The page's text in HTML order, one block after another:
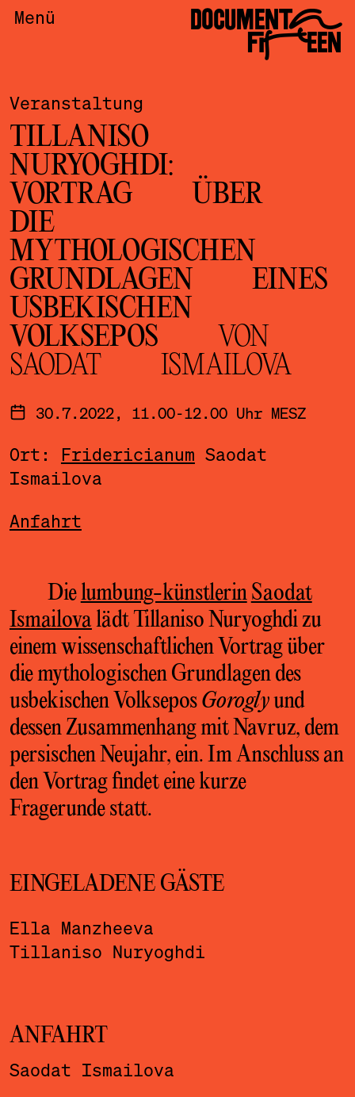
Menü DOCUMENTA
FIFTEEN
Veranstaltung
TILLANISO
NURYOGHDI:
VORTRAG ÜBER
DIE
MYTHOLOGISCHEN
GRUNDLAGEN EINES
USBEKISCHEN
VOLKSEPOS VON
SAODAT ISMAILOVA
30.7.2022, 11.00-12.00 Uhr MESZ
Ort: Fridericianum Saodat
Ismailova
Anfahrt
Dielumbung-künstlerin Saodat
Ismailovalädt Tillaniso Nuryoghdi zu
einem wissenschaftlichen Vortrag über
die mythologischen Grundlagen des
usbekischen VolkseposGoroglyund
dessen Zusammenhang mit Navruz, dem
persischen Neujahr, ein. Im Anschluss an
den Vortrag findet eine kurze
Fragerunde statt.
EINGELADENE GÄSTE
Ella Manzheeva
Tillaniso Nuryoghdi
ANFAHRT
Saodat Ismailova